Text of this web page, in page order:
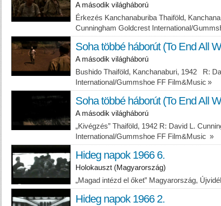
A második világháború
Érkezés Kanchanaburiba Thaiföld,
Cunningham Goldcrest International/
Soha többé háborút (To End All
A második világháború
Bushido Thaiföld, Kanchanaburi, 1942 R:
International/Gummshoe FF Film&Music »
Soha többé háborút (To End All
A második világháború
„Kivégzés” Thaiföld, 1942 R: David L.
International/Gummshoe FF Film&Music »
Hideg napok 1966 6.
Holokauszt (Magyarország)
„Magad intézd el őket” Magyarország,
Hideg napok 1966 2.